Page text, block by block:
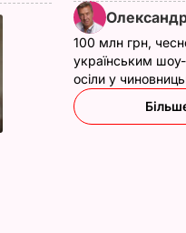
100 млн грн,
українським
осіли у